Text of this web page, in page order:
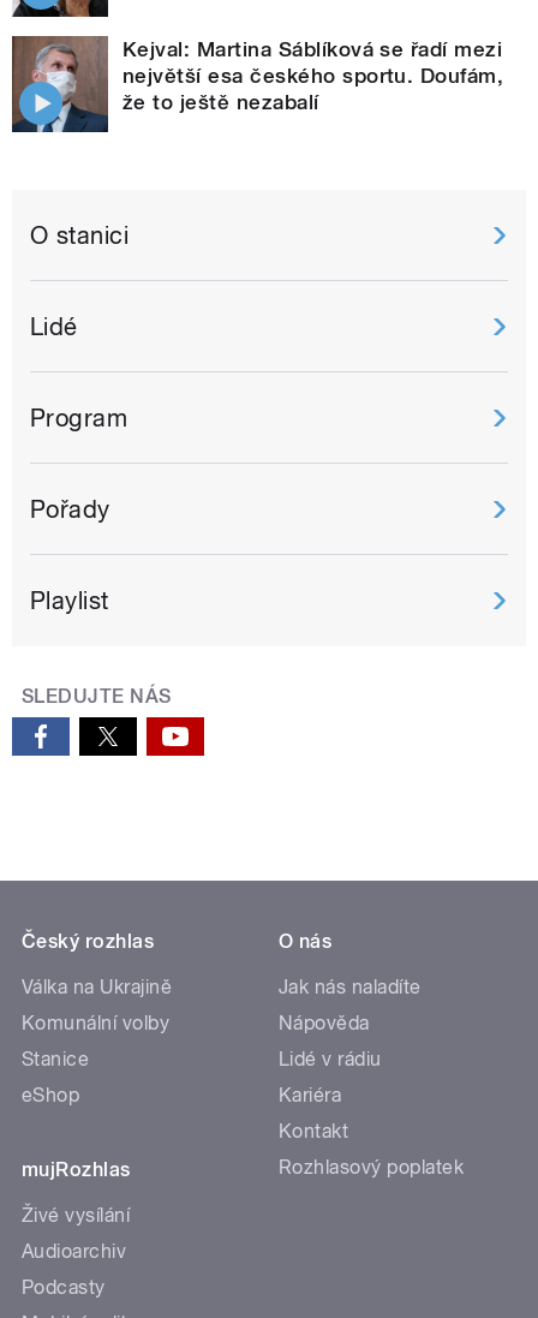
Kejval: Martina Sáblíková se řadí mezi
největší esa českého sportu. Doufám,
že to ještě nezabalí
O stanici
Lidé
Program
Pořady
Playlist
SLEDUJTE NÁS
Český rozhlas
Válka na Ukrajině
Komunální volby
Stanice
eShop
mujRozhlas
Živé vysílání
Audioarchiv
Podcasty
O nás
Jak nás naladíte
Nápověda
Lidé v rádiu
Kariéra
Kontakt
Rozhlasový poplatek